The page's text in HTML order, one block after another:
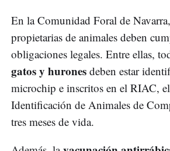
En la Comunidad Foral de
propietarias de animales deben
obligaciones legales. Entre ellas,
gatos y hurones deben estar
microchip e inscritos en el RIAC,
Identificación de Animales de
tres meses de vida.